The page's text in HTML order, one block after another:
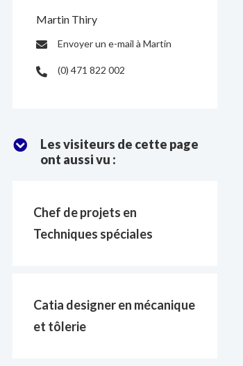
Martin Thiry
E-
Envoyer un e-mail à Martin
(0) 471 822 002
Les visiteurs de cette page
ont aussi vu :
Chef de projets en
Techniques spéciales
Catia designer en mécanique
et tôlerie